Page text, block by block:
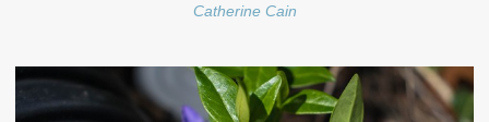
Catherine Cain